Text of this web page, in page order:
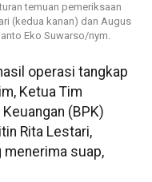
temuan pemeriksaan
(kedua kanan) dan Augus
Eko Suwarso/nym.
operasi tangkap
Ketua Tim
(BPK)
Rita Lestari,
menerima suap,